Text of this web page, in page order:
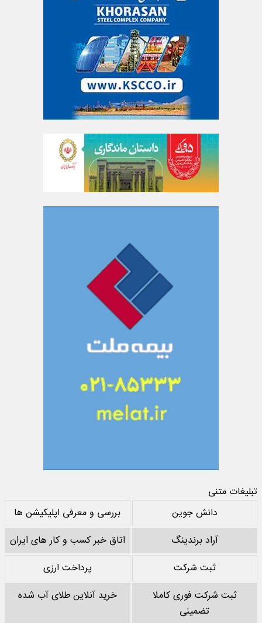
تبلیغات متنی
دانش جوین
بررسی و معرفی اپلیکیشن ها
آراد برندینگ
اتاق خبر کسب و کار های ایران
ثبت شرکت
پرداخت ارزی
ثبت شرکت فوری کاملا
تضمینی
خرید آنلاین طلای آب شده